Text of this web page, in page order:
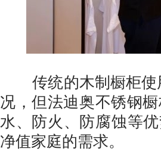
传统的木制橱柜使
况，但法迪奥不锈钢
水、防火、防腐蚀等
净值家庭的需求。